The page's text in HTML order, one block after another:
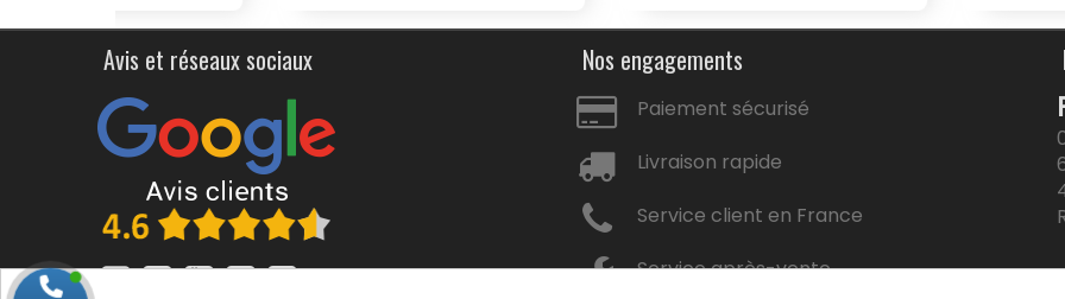
Avis et réseaux sociaux Nos engagements
Paiement sécurisé
Livraison rapide
Service client en France
Service après-vente